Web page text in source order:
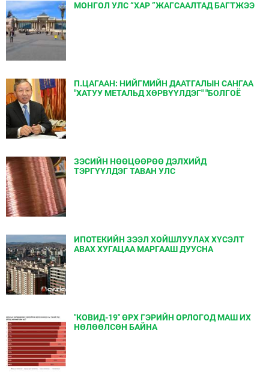
МОНГОЛ УЛС “ХАР ”ЖАГСААЛТАД БАГТЖЭЭ
П.ЦАГААН: НИЙГМИЙН ДААТГАЛЫН САНГАА
"ХАТУУ МЕТАЛЬД ХѲРВҮҮЛДЭГ" "БОЛГОЁ
ЗЭСИЙН НӨӨЦӨӨРӨӨ ДЭЛХИЙД
ТЭРГҮҮЛДЭГ ТАВАН УЛС
ИПОТЕКИЙН ЗЭЭЛ ХОЙШЛУУЛАХ ХҮСЭЛТ
АВАХ ХУГАЦАА МАРГААШ ДУУСНА
"КОВИД-19" ѲРХ ГЭРИЙН ОРЛОГОД МАШ ИХ
НѲЛѲѲЛСѲН БАЙНА